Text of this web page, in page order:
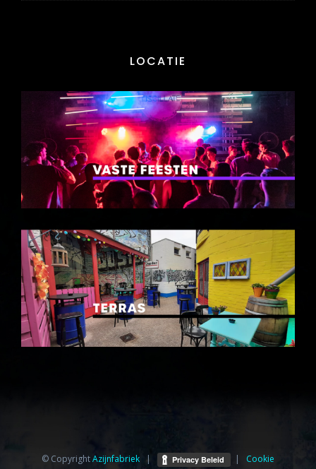
LOCATIE
© CopyrightAzijnfabriek⁩ | | Cookie